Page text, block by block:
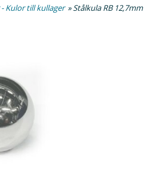
Kulor till kullager » Stålkula RB 12,7mm